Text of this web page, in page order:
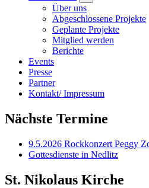
Über uns
Abgeschlossene Projekte
Geplante Projekte
Mitglied werden
Berichte
Events
Presse
Partner
Kontakt/ Impressum
Nächste Termine
9.5.2026 Rockkonzert Peggy
Gottesdienste in Nedlitz
St. Nikolaus Kirche